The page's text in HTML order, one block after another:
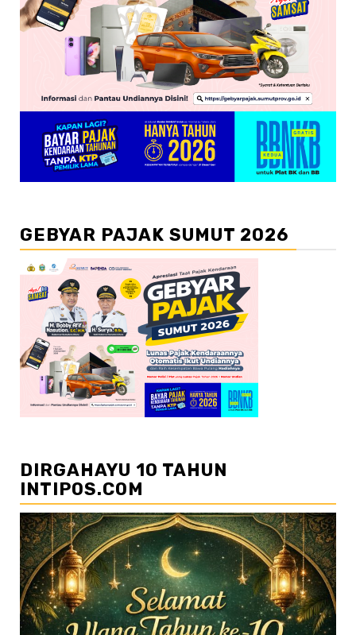
GEBYAR PAJAK SUMUT 2026
DIRGAHAYU 10 TAHUN
INTIPOS.COM